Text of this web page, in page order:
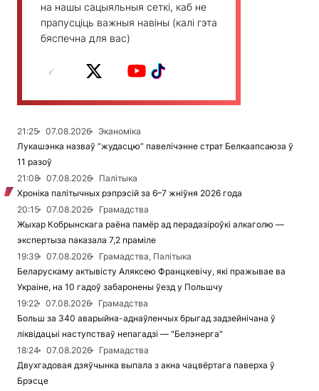
на нашы сацыяльныя сеткі, каб не
прапусціць важныя навіны (калі гэта
бяспечна для вас)
21:25 07.08.2026
Эканоміка
Лукашэнка назваў “жудасцю” павелічэнне страт Белкаапсаюза ў
11 разоў
21:08
07.08.2026
Палітыка
Хроніка палітычных рэпрэсій за 6–7 жніўня 2026 года
20:15
07.08.2026
Грамадства
Жыхар Кобрынскага раёна памёр ад перадазіроўкі алкаголю —
экспертыза паказала 7,2 праміле
19:39
07.08.2026
Грамадства, Палітыка
Беларускаму актывісту Аляксею Францкевічу, які пражывае ва
Украіне, на 10 гадоў забаронены ўезд у Польшчу
19:22
07.08.2026
Грамадства
Больш за 340 аварыйна-аднаўленчых брыгад задзейнічана ў
ліквідацыі наступстваў непагадзі — "Белэнерга"
18:24
07.08.2026
Грамадства
Двухгадовая дзяўчынка выпала з акна чацвёртага паверха ў
Брэсце